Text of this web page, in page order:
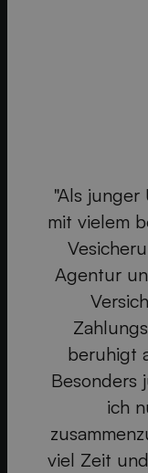
"Als junger
mit vielem
Agentur
beruhigt
Besonders
ich
viel Zeit